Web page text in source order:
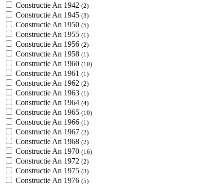
Constructie An 1942 (2)
Constructie An 1945 (3)
Constructie An 1950 (5)
Constructie An 1955 (1)
Constructie An 1956 (2)
Constructie An 1958 (1)
Constructie An 1960 (10)
Constructie An 1961 (1)
Constructie An 1962 (2)
Constructie An 1963 (1)
Constructie An 1964 (4)
Constructie An 1965 (10)
Constructie An 1966 (1)
Constructie An 1967 (2)
Constructie An 1968 (2)
Constructie An 1970 (16)
Constructie An 1972 (2)
Constructie An 1975 (3)
Constructie An 1976 (5)